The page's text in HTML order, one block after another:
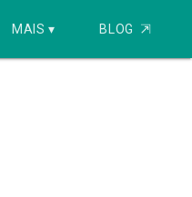
MAIS ▾ BLOG ⇱